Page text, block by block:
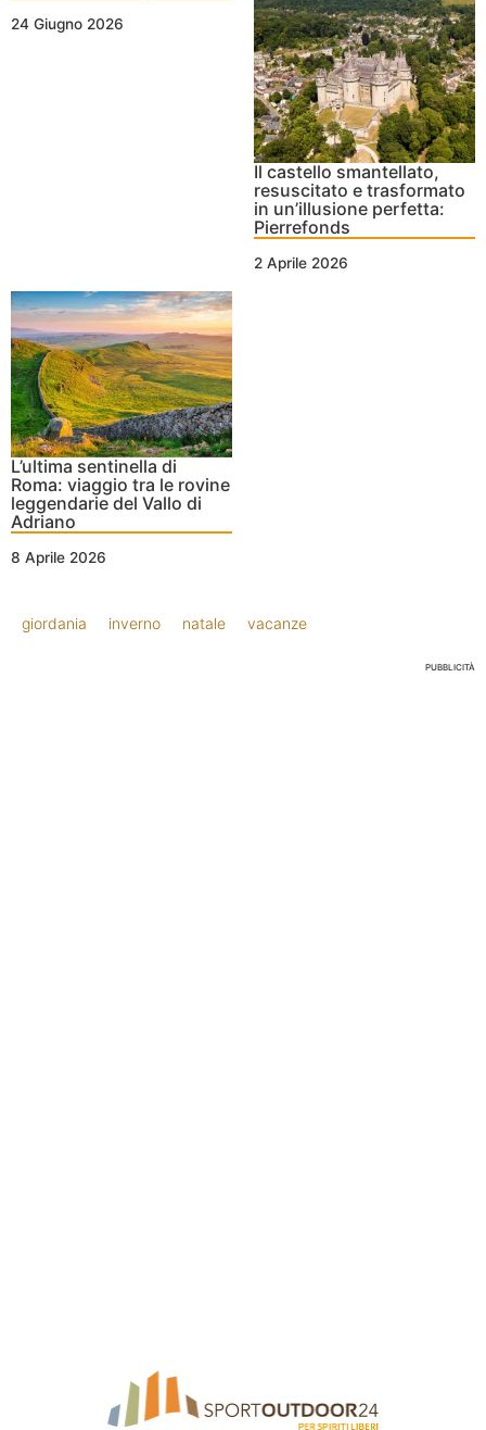
24 Giugno 2026
Il castello smantellato,
resuscitato e trasformato
in un’illusione perfetta:
Pierrefonds
2 Aprile 2026
L’ultima sentinella di
Roma: viaggio tra le rovine
leggendarie del Vallo di
Adriano
8 Aprile 2026
giordania inverno natale vacanze
PUBBLICITÀ